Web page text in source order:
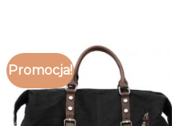
Promocja!